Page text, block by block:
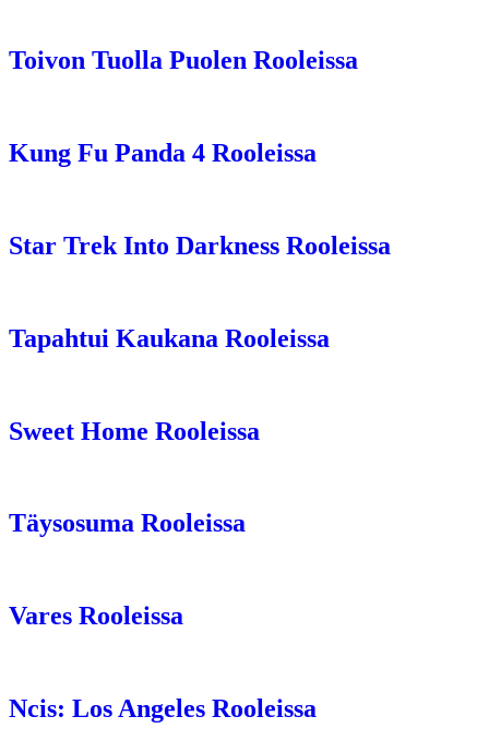
Toivon Tuolla Puolen Rooleissa
Kung Fu Panda 4 Rooleissa
Star Trek Into Darkness Rooleissa
Tapahtui Kaukana Rooleissa
Sweet Home Rooleissa
Täysosuma Rooleissa
Vares Rooleissa
Ncis: Los Angeles Rooleissa